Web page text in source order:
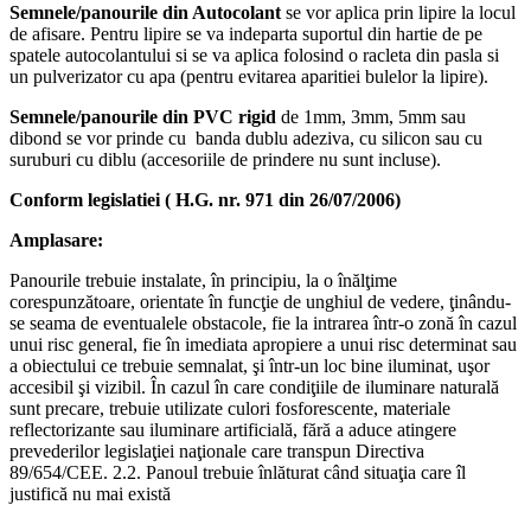
Semnele/panourile din Autocolant se vor aplica prin lipire la locul
de afisare. Pentru lipire se va indeparta suportul din hartie de pe
spatele autocolantului si se va aplica folosind o racleta din pasla si
un pulverizator cu apa (pentru evitarea aparitiei bulelor la lipire).
Semnele/panourile din PVC rigid de 1mm, 3mm, 5mm sau
dibond se vor prinde cu banda dublu adeziva, cu silicon sau cu
suruburi cu diblu (accesoriile de prindere nu sunt incluse).
Conform legislatiei ( H.G. nr. 971 din 26/07/2006)
Amplasare:
Panourile trebuie instalate, în principiu, la o înălţime
corespunzătoare, orientate în funcţie de unghiul de vedere, ţinându-
se seama de eventualele obstacole, fie la intrarea într-o zonă în cazul
unui risc general, fie în imediata apropiere a unui risc determinat sau
a obiectului ce trebuie semnalat, şi într-un loc bine iluminat, uşor
accesibil şi vizibil. În cazul în care condiţiile de iluminare naturală
sunt precare, trebuie utilizate culori fosforescente, materiale
reflectorizante sau iluminare artificială, fără a aduce atingere
prevederilor legislaţiei naţionale care transpun Directiva
89/654/CEE. 2.2. Panoul trebuie înlăturat când situaţia care îl
justifică nu mai există